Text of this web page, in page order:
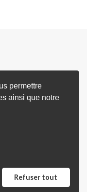
permettre
ainsi que notre
Refuser tout